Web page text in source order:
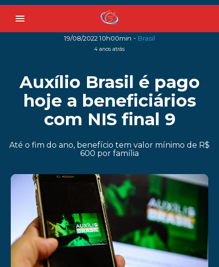
menu
19/08/2022 10h00min - Brasil
4 anos atrás
Auxílio Brasil é pago
hoje a beneficiários
com NIS final 9
Até o fim do ano, benefício tem valor mínimo de R$
600 por família